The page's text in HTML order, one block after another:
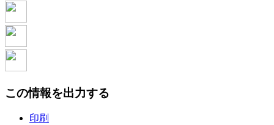
この情報を出力する
印刷